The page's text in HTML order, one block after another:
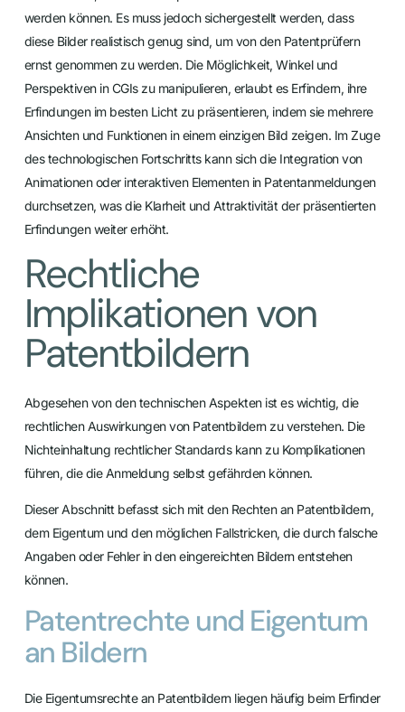
werden können. Es muss jedoch sichergestellt werden, dass
diese Bilder realistisch genug sind, um von den Patentprüfern
ernst genommen zu werden. Die Möglichkeit, Winkel und
Perspektiven in CGIs zu manipulieren, erlaubt es Erfindern, ihre
Erfindungen im besten Licht zu präsentieren, indem sie mehrere
Ansichten und Funktionen in einem einzigen Bild zeigen. Im Zuge
des technologischen Fortschritts kann sich die Integration von
Animationen oder interaktiven Elementen in Patentanmeldungen
durchsetzen, was die Klarheit und Attraktivität der präsentierten
Erfindungen weiter erhöht.
Rechtliche
Implikationen von
Patentbildern
Abgesehen von den technischen Aspekten ist es wichtig, die
rechtlichen Auswirkungen von Patentbildern zu verstehen. Die
Nichteinhaltung rechtlicher Standards kann zu Komplikationen
führen, die die Anmeldung selbst gefährden können.
Dieser Abschnitt befasst sich mit den Rechten an Patentbildern,
dem Eigentum und den möglichen Fallstricken, die durch falsche
Angaben oder Fehler in den eingereichten Bildern entstehen
können.
Patentrechte und Eigentum
an Bildern
Die Eigentumsrechte an Patentbildern liegen häufig beim Erfinder